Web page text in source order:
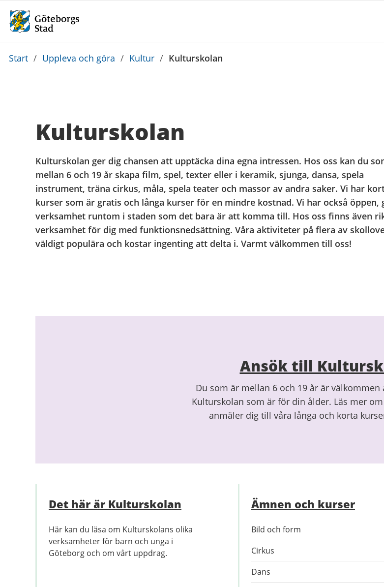
Du
Start / Uppleva och göra / Kultur / Kulturskolan
Kulturskolan
Kulturskolan ger dig chansen att upptäcka dina egna intressen. Hos oss kan du
mellan 6 och 19 år skapa film, spel, texter eller i keramik, sjunga, dansa, spela
instrument, träna cirkus, måla, spela teater och massor av andra saker. Vi har
kurser som är gratis och långa kurser för en mindre kostnad. Vi har också öppen,
verksamhet runtom i staden som det bara är att komma till. Hos oss finns även
verksamhet för dig med funktionsnedsättning. Våra aktiviteter på flera av
väldigt populära och kostar ingenting att delta i. Varmt välkommen till oss!
Ansök till
Du som är mellan 6 och 19 år är välkommen
Kulturskolan som är för din ålder. Läs mer
anmäler dig till våra långa och korta
Det här är Kulturskolan
Här kan du läsa om Kulturskolans olika
verksamheter för barn och unga i
Göteborg och om vårt uppdrag.
Ämnen och kurser
Bild och form
Cirkus
Dans